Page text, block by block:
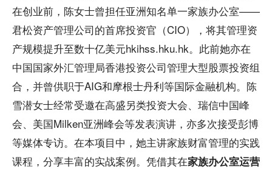
在创业前，陈女士曾担任亚洲知名单一家族办公室——
君松资产管理公司的首席投资官（CIO），将其管理资
产规模提升至数十亿美元hkihss.hku.hk。此前她亦在
中国国家外汇管理局香港投资公司管理大型股票投资组
合，并曾供职于AIG和摩根士丹利等国际金融机构。陈
雪潜女士经常受邀在高盛另类投资大会、瑞信中国峰
会、美国Milken亚洲峰会等发表演讲，亦多次接受彭博
等媒体专访。在本项目中，她主讲家族财富管理的实践
课程，分享丰富的实战案例。凭借其在家族办公室运营